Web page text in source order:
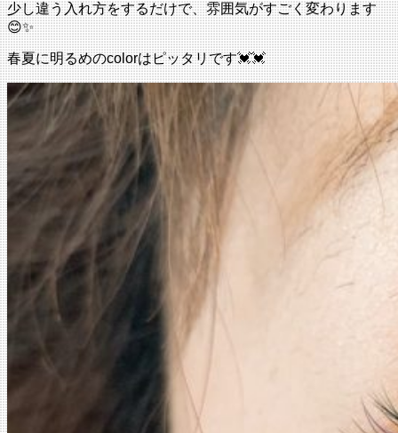
少し違う入れ方をするだけで、雰囲気がすごく変わります
😊✨
春夏に明るめのcolorはピッタリです💓💓